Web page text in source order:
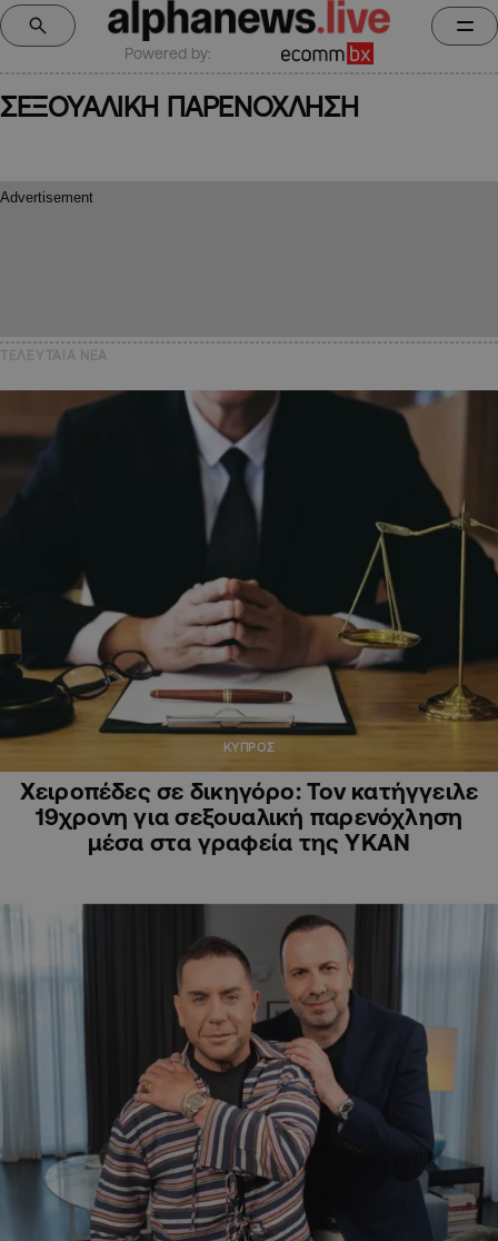
Powered by:
ΣΕΞΟΥΑΛΙΚΗ ΠΑΡΕΝΟΧΛΗΣΗ
ΚΥΠΡΟΣ
Χειροπέδες σε δικηγόρο: Τον κατήγγειλε
19χρονη για σεξουαλική παρενόχληση
μέσα στα γραφεία της ΥΚΑΝ